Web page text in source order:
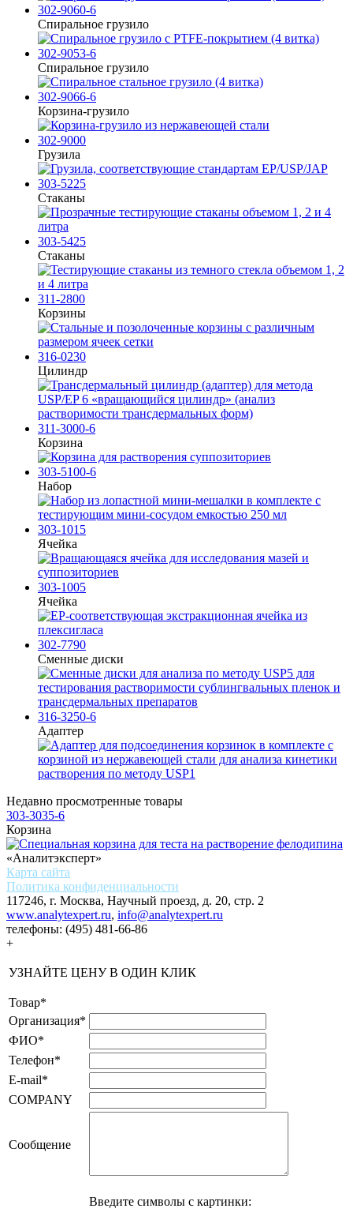
302-9060-6
Спиральное грузило
302-9053-6
Спиральное грузило
302-9066-6
Корзина-грузило
302-9000
Грузила
303-5225
Стаканы
303-5425
Стаканы
311-2800
Корзины
316-0230
Цилиндр
311-3000-6
Корзина
303-5100-6
Набор
303-1015
Ячейка
303-1005
Ячейка
302-7790
Сменные диски
316-3250-6
Адаптер
Недавно просмотренные товары
303-3035-6
Корзина
«Аналитэксперт»
Карта сайта
Политика конфиденциальности
117246, г. Москва, Научный проезд, д. 20, стр. 2
www.analytexpert.ru, info@analytexpert.ru
телефоны: (495) 481-66-86
+
УЗНАЙТЕ ЦЕНУ В ОДИН КЛИК
Товар*
Организация*
ФИО*
Телефон*
E-mail*
COMPANY
Сообщение
Введите символы с картинки: